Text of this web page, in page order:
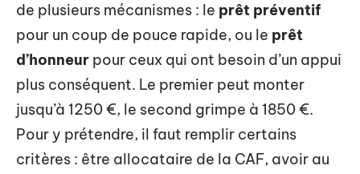
de plusieurs mécanismes : le prêt préventif
pour un coup de pouce rapide, ou le prêt
d’honneur pour ceux qui ont besoin d’un appui
plus conséquent. Le premier peut monter
jusqu’à 1250 €, le second grimpe à 1850 €.
Pour y prétendre, il faut remplir certains
critères : être allocataire de la CAF, avoir au